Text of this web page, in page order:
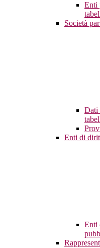
Enti
Società
Dati
Enti di
Enti